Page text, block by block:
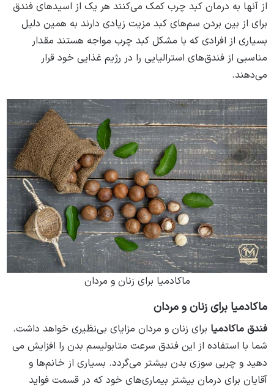
از آنها به درمان کبد چرب کمک می‌کنند هر یک از اسیدهای فندق
برای از بین بردن سم‌های کبد مزیت زیادی دارند به همین دلیل
بسیاری از افرادی که با مشکل کبد چرب مواجه هستند مقدار
مناسبی از فندق‌های استرالیایی را در رژیم غذایی خود قرار
می‌دهند.
ماکادمیا برای زنان و مردان
ماکادمیا برای زنان و مردان
فندق ماکادمیا برای زنان و مردان مزایای بی‌نظیری خواهد داشت.
شما با استفاده از این فندق سرعت متابولیسم بدن را افزایش می‌
دهید و چربی سوزی بدن بیشتر می‌گردد. بسیاری از خانم‌ها و
آقایان برای درمان بیشتر بیماری‌های خود که در قسمت فواید